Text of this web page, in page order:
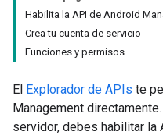
Habilita la API de Android
Crea tu cuenta de servicio
Funciones y permisos
El Explorador de APIs te
Management
servidor, debes habilitar la